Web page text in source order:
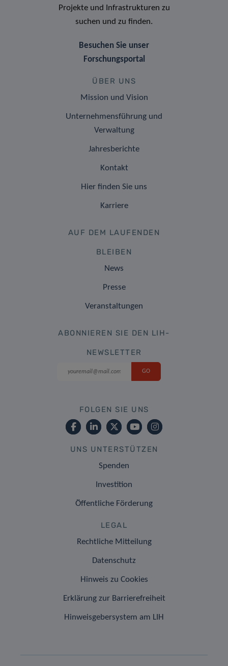
Projekte und Infrastrukturen zu
suchen und zu finden.
Besuchen Sie unser
Forschungsportal
ÜBER UNS
Mission und Vision
Unternehmensführung und
Verwaltung
Jahresberichte
Kontakt
Hier finden Sie uns
Karriere
AUF DEM LAUFENDEN
BLEIBEN
News
Presse
Veranstaltungen
ABONNIEREN SIE DEN LIH-
NEWSLETTER
FOLGEN SIE UNS
UNS UNTERSTÜTZEN
Spenden
Investition
Öffentliche Förderung
LEGAL
Rechtliche Mitteilung
Datenschutz
Hinweis zu Cookies
Erklärung zur Barrierefreiheit
Hinweisgebersystem am LIH